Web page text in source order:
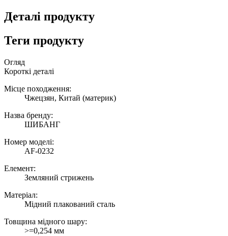
Деталі продукту
Теги продукту
Огляд
Короткі деталі
Місце походження:
Чжецзян, Китай (материк)
Назва бренду:
ШИБАНГ
Номер моделі:
AF-0232
Елемент:
Земляний стрижень
Матеріал:
Мідний плакований сталь
Товщина мідного шару:
>=0,254 мм